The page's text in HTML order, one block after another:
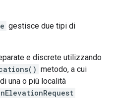
gestisce due tipi di
e discrete utilizzando
metodo, a cui
una o più località